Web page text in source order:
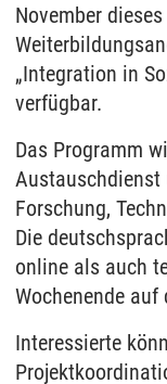
November
„Integration in
verfügbar.
Das Programm
Forschung,
Die
online als auch
Wochenende
Interessierte